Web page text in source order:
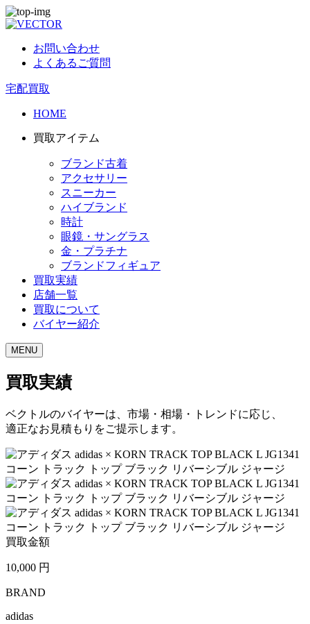
お問い合わせ
よくあるご質問
宅配買取
HOME
買取アイテム
ブランド古着
アクセサリー
スニーカー
ハイブランド
時計
眼鏡・サングラス
金・プラチナ
ブランドフィギュア
買取実績
店舗一覧
買取について
バイヤー紹介
MENU
買取実績
ベクトルのバイヤーは、市場・相場・トレンドに応じ、
適正なお見積もりをご提示します。
買取金額
10,000 円
BRAND
adidas